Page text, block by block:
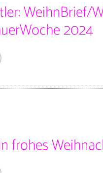
WeihnBrief/
2024
frohes